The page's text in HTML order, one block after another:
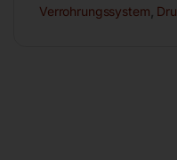
Verrohrungssystem